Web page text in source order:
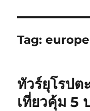
Tag:europe
ทัวร์ยุโรปต
เที่ยวคุ้ม 5